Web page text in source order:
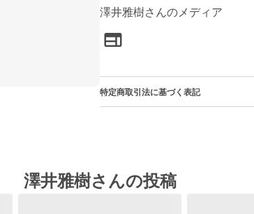
澤井雅樹さんのメディア
特定商取引法に基づく表記
澤井雅樹さんの投稿